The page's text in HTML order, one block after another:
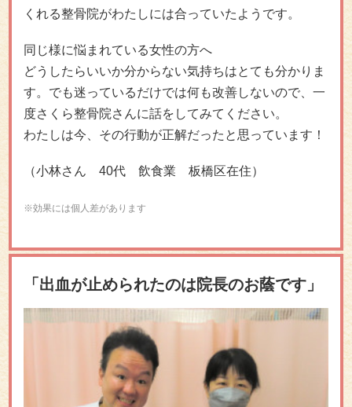
くれる整骨院がわたしには合っていたようです。
同じ様に悩まれている女性の方へ
どうしたらいいか分からない気持ちはとても分かりま
す。でも迷っているだけでは何も改善しないので、一
度さくら整骨院さんに話をしてみてください。
わたしは今、その行動が正解だったと思っています！
（小林さん 40代 飲食業 板橋区在住）
※効果には個人差があります
「出血が止められたのは院長のお蔭です」